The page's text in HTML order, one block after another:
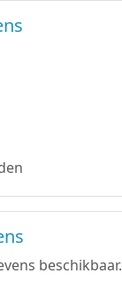
beschikbaar.